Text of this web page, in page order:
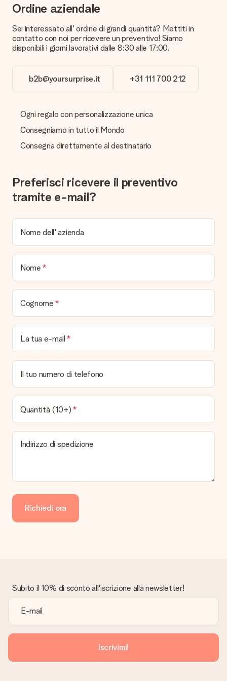
E se il regalo non fosse di mio gradimento?
Se il regalo non è come te l'aspettavi ti invitiamo a contattare
il nostro servizio clienti che sarà lieto di trovare una soluzione
con te.
La ricevuta viene spedita insieme all’ordine?
ricevuta viene inviata in allegato all' e-mail di conferma oppure
sarà visualizzabile sul proprio account MySurprise. In questo
modo puoi inviare il regalo direttamente al destinatario,
Ordine aziendale
Sei interessato all' ordine di grandi quantità? Mettiti in
contatto con noi per ricevere un preventivo! Siamo
disponibili i giorni lavorativi dalle 8:30 alle 17:00.
b2b@yoursurprise.it +31 111 700 212
Ogni regalo con personalizzazione unica
Consegniamo in tutto il Mondo
Consegna direttamente al destinatario
Preferisci ricevere il preventivo
tramite e-mail?
Nome dell' azienda
Nome
Cognome
La tua e-mail
Il tuo numero di telefono
Quantità (10+)
Indirizzo di spedizione
Richiedi ora
Subito il 10% di sconto all'iscrizione alla newsletter!
Iscrivimi!